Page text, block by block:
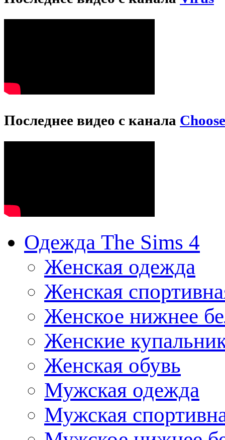
Последнее видео с канала
Одежда The Sims 4
Женская одежда
Женская
Женское нижнее
Женские
Женская обувь
Мужская одежда
Мужская